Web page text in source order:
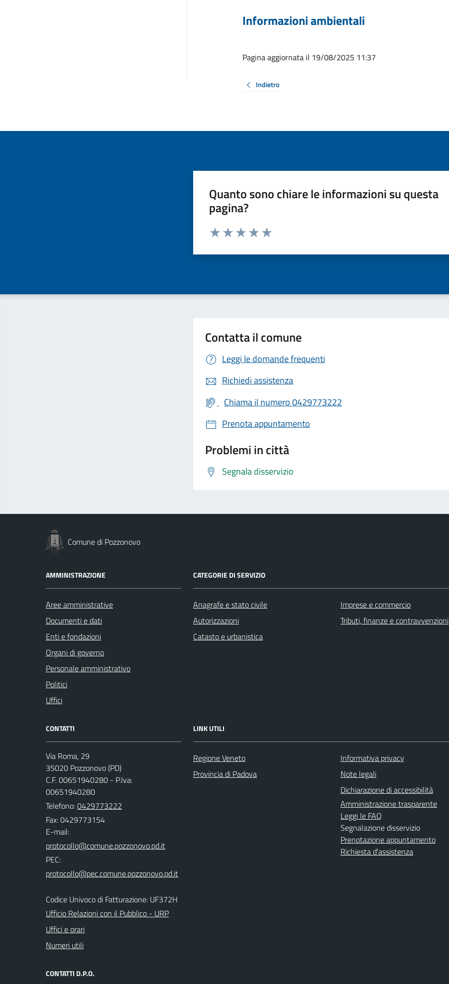
Informazioni ambientali
Pagina aggiornata il 19/08/2025 11:37
Indietro
Quanto sono chiare le informazioni su questa
pagina?
Valuta da 1 a 5 stelle la pagina
Contatta il comune
Leggi le domande frequenti
Richiedi assistenza
Chiama il numero 0429773222
Prenota appuntamento
Problemi in città
Segnala disservizio
Comune di Pozzonovo
AMMINISTRAZIONE
Aree amministrative
Documenti e dati
Enti e fondazioni
Organi di governo
Personale amministrativo
Politici
Uffici
CATEGORIE DI SERVIZIO
Anagrafe e stato civile
Autorizzazioni
Catasto e urbanistica
Imprese e commercio
Tributi, finanze e contravvenzioni
CONTATTI
Via Roma, 29
35020 Pozzonovo (PD)
C.F. 00651940280 - P.Iva:
00651940280
Telefono:0429773222
Fax: 0429773154
E-mail:
PEC:
Codice Univoco di Fatturazione: UF372H
Ufficio Relazioni con il Pubblico - URP
Uffici e orari
Numeri utili
CONTATTI D.P.O.
LINK UTILI
Regione Veneto
Provincia di Padova
Informativa privacy
Note legali
Dichiarazione di accessibilità
Amministrazione trasparente
Leggi le FAQ
Segnalazione disservizio
Prenotazione appuntamento
Richiesta d'assistenza